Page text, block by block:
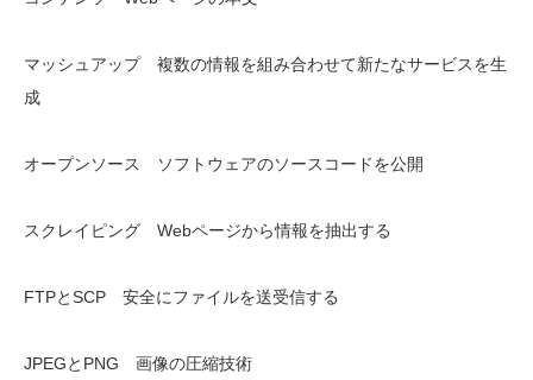
マッシュアップ 複数の情報を組み合わせて新たなサービスを生
成
オープンソース ソフトウェアのソースコードを公開
スクレイピング Webページから情報を抽出する
FTPとSCP 安全にファイルを送受信する
JPEGとPNG 画像の圧縮技術